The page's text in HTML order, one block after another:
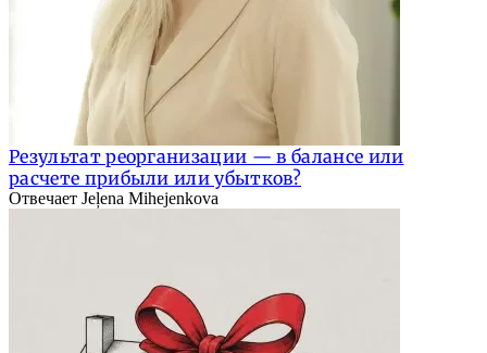
Результат реорганизации — в балансе или
расчете прибыли или убытков?
Отвечает Jeļena Mihejenkova